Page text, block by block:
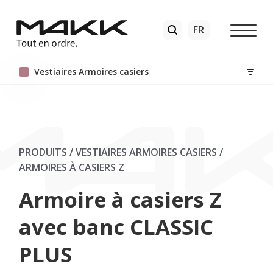
Vestiaires Armoires casiers
PRODUITS / VESTIAIRES ARMOIRES CASIERS /
ARMOIRES À CASIERS Z
Armoire à casiers Z
avec banc CLASSIC
PLUS